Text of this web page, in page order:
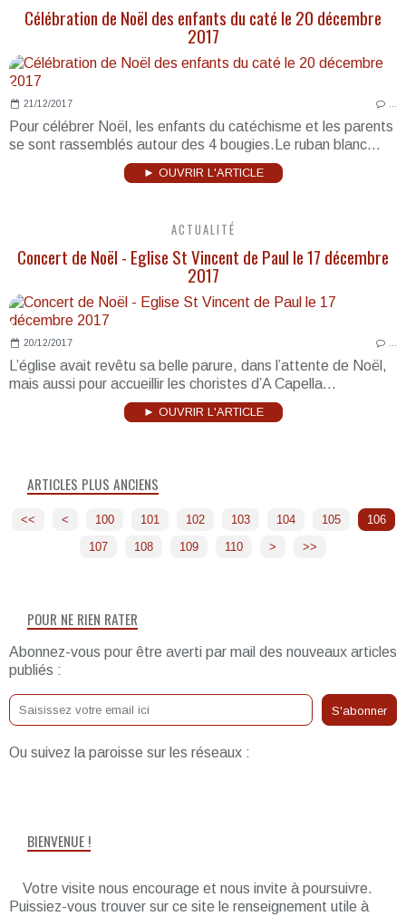
Célébration de Noël des enfants du caté le 20 décembre
2017
21/12/2017
Pour célébrer Noël, les enfants du catéchisme et les parents
se sont rassemblés autour des 4 bougies.Le ruban blanc...
► OUVRIR L'ARTICLE
ACTUALITÉ
Concert de Noël - Eglise St Vincent de Paul le 17 décembre
2017
20/12/2017
L’église avait revêtu sa belle parure, dans l’attente de Noël,
mais aussi pour accueillir les choristes d’A Capella...
► OUVRIR L'ARTICLE
ARTICLES PLUS ANCIENS
<< < 100 101 102 103 104 105
106
107
108 109 110 120
130
140
150
160
170
180
190
> >>
POUR NE RIEN RATER
Abonnez-vous pour être averti par mail des nouveaux articles
publiés :
Ou suivez la paroisse sur les réseaux :
BIENVENUE !
Votre visite nous encourage et nous invite à poursuivre.
Puissiez-vous trouver sur ce site le renseignement utile à